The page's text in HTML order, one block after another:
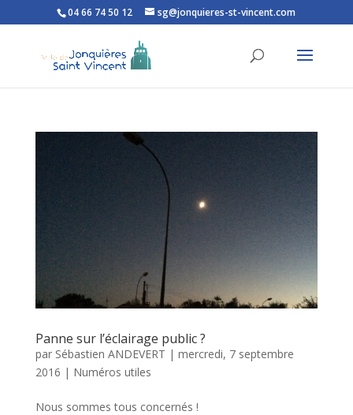
Ouvrir la barre d’outils
04 66 74 50 12 sg@jonquieres-st-vincent.com
Panne sur l’éclairage public ?
par Sébastien ANDEVERT | mercredi, 7 septembre
2016 | Numéros utiles
Nous sommes tous concernés !